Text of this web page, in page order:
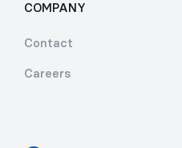
COMPANY
Contact
Careers